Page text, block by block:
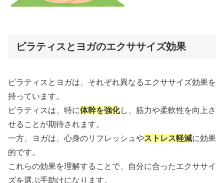
ピラティスとヨガのエクササイズ効果
ピラティスとヨガは、それぞれ異なるエクササイズ効果を
持っています。
ピラティスは、特に体幹を強化し、筋力や柔軟性を向上さ
せることが期待されます。
一方、ヨガは、心身のリフレッシュやストレス軽減に効果
的です。
これらの効果を理解することで、自分に合ったエクササイ
ズを選ぶ手助けになります。